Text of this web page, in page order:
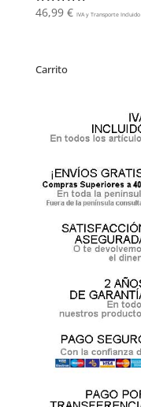
Valorado
con
46,99 € IVA y Transporte Incluido
Carrito